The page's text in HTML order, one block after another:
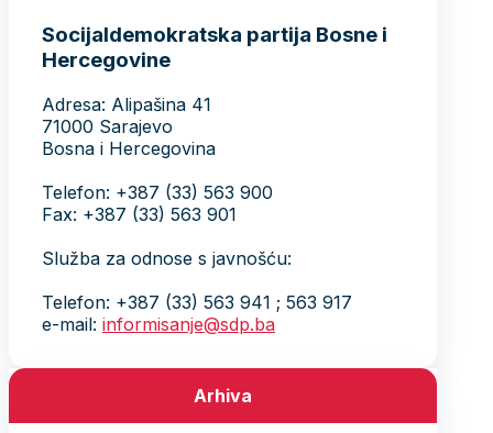
Socijaldemokratska partija Bosne i
Hercegovine
Adresa: Alipašina 41
71000 Sarajevo
Bosna i Hercegovina
Telefon: +387 (33) 563 900
Fax: +387 (33) 563 901
Služba za odnose s javnošću:
Telefon: +387 (33) 563 941 ; 563 917
e-mail: informisanje@sdp.ba
Arhiva